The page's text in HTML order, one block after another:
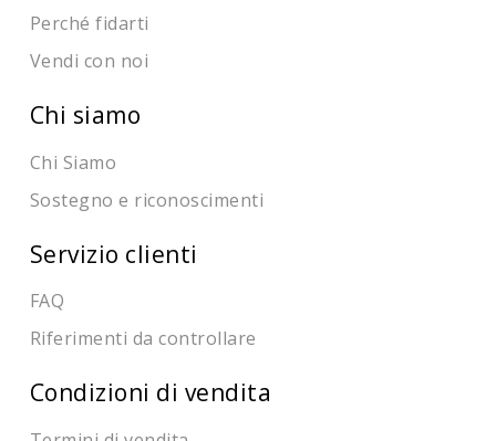
Perché fidarti
Vendi con noi
Chi siamo
Chi Siamo
Sostegno e riconoscimenti
Servizio clienti
FAQ
Riferimenti da controllare
Condizioni di vendita